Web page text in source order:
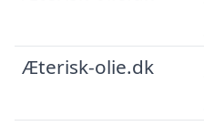
Æterisk-olie.dk